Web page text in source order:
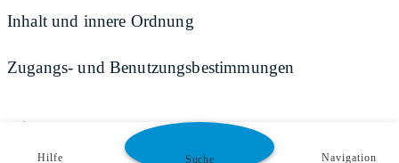
Inhalt und innere Ordnung
Zugangs- und Benutzungsbestimmungen
Teilen
Hilfe Suche Navigation